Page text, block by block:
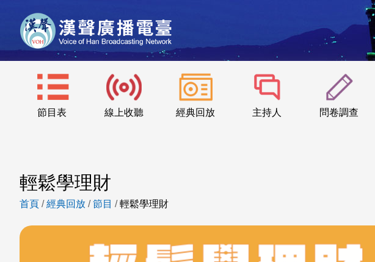
節目表 線上收聽 經典回放 主持人 問卷調查
輕鬆學理財
首頁 /經典回放 /節目 /輕鬆學理財